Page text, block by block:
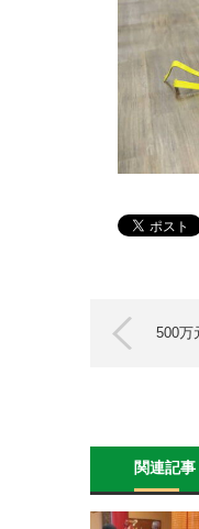
500万
関連記事